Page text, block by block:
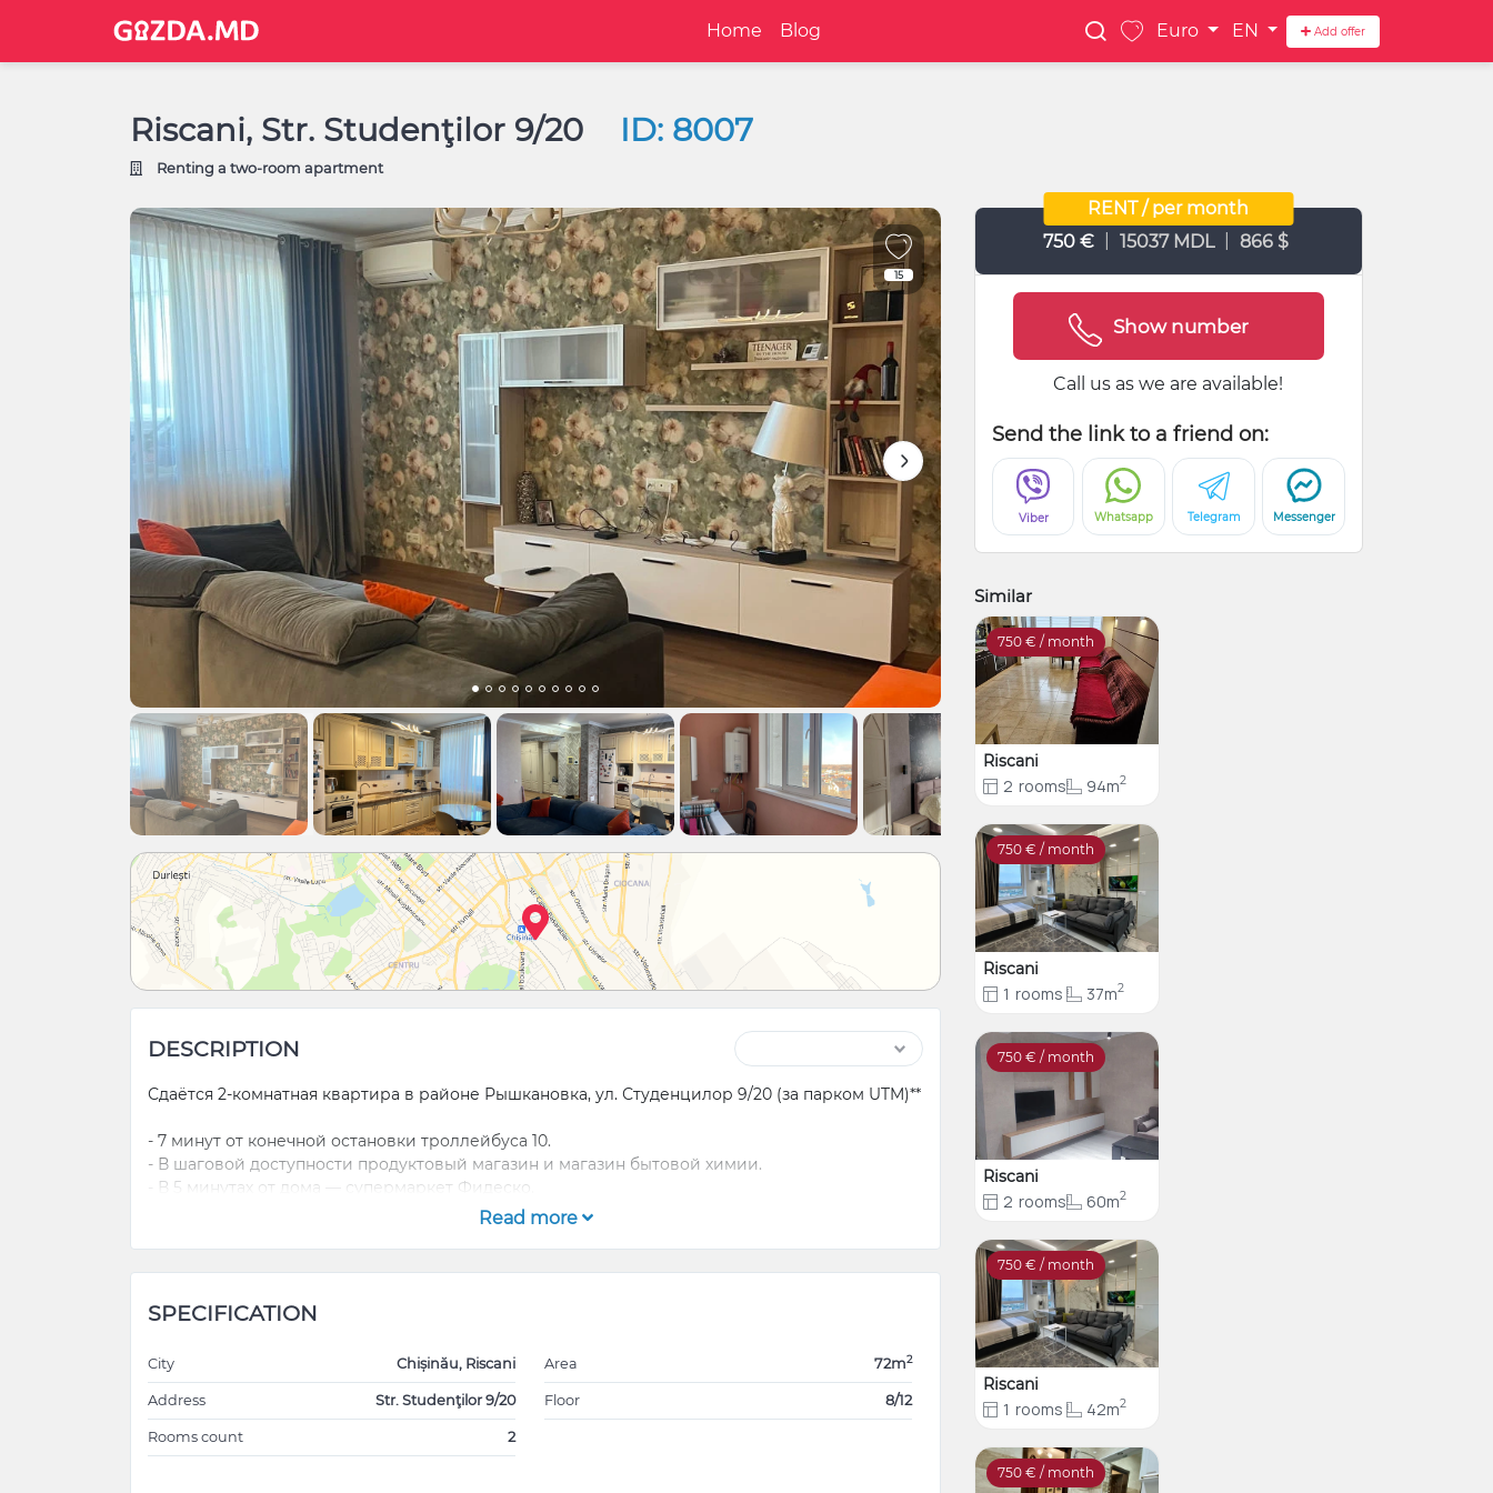
Home Blog Euro EN Add offer
Riscani, Str. Studenţilor 9/20 ID: 8007
Renting a two-room apartment
15
DESCRIPTION
Сдаётся 2-комнатная квартира в районе Рышкановка, ул. Студенцилор 9/20 (за парком UTM)**
- 7 минут от конечной остановки троллейбуса 10.
- В шаговой доступности продуктовый магазин и магазин бытовой химии.
- В 5 минутах от дома — супермаркет Фидеско.
- Квартира на солнечной стороне, светлая и уютная.
Цена договорная.
Звоните, пишите для уточнения подробностей и записи на просмотр!
+373611157
Read more
SPECIFICATION
City Chișinău, Riscani
Address Str. Studenţilor 9/20
Rooms count 2
Area 72m2
Floor 8/12
RENT / per month
750 €
15037 MDL 866 $
Show number
Call us as we are available!
Send the link to a friend on:
Viber Whatsapp Telegram Messenger
Similar
750 € / month
Riscani
2 rooms 94m2
750 € / month
Riscani
1 rooms 37m2
750 € / month
Riscani
2 rooms 60m2
750 € / month
Riscani
1 rooms 42m2
750 € / month